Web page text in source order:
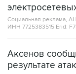
Социальная реклама,
ИНН 7725383515 Erid:
Аксенов
результате